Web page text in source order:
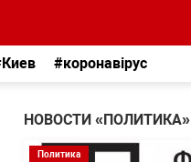
#коронавірус
НОВОСТИ «ПОЛИТИКА»
Политика